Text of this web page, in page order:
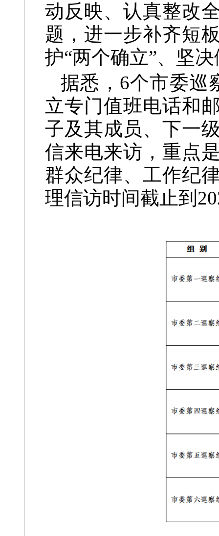
动反映、认真整改
题，进一步补齐短
护“两个确立”、坚
据悉，6个市委巡
立专门值班电话和
子及其成员、下一
信来电来访，重点
群众纪律、工作纪
理信访时间截止到